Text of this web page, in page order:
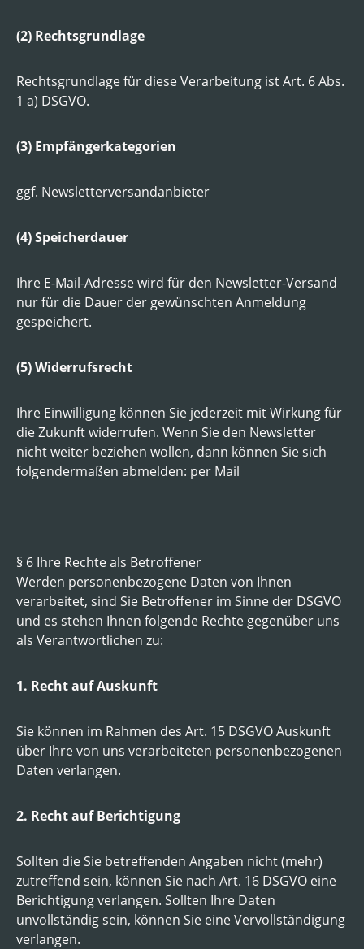
(2) Rechtsgrundlage
Rechtsgrundlage für diese Verarbeitung ist Art. 6 Abs.
1 a) DSGVO.
(3) Empfängerkategorien
ggf. Newsletterversandanbieter
(4) Speicherdauer
Ihre E-Mail-Adresse wird für den Newsletter-Versand
nur für die Dauer der gewünschten Anmeldung
gespeichert.
(5) Widerrufsrecht
Ihre Einwilligung können Sie jederzeit mit Wirkung für
die Zukunft widerrufen. Wenn Sie den Newsletter
nicht weiter beziehen wollen, dann können Sie sich
folgendermaßen abmelden: per Mail
§ 6 Ihre Rechte als Betroffener
Werden personenbezogene Daten von Ihnen
verarbeitet, sind Sie Betroffener im Sinne der DSGVO
und es stehen Ihnen folgende Rechte gegenüber uns
als Verantwortlichen zu:
1. Recht auf Auskunft
Sie können im Rahmen des Art. 15 DSGVO Auskunft
über Ihre von uns verarbeiteten personenbezogenen
Daten verlangen.
2. Recht auf Berichtigung
Sollten die Sie betreffenden Angaben nicht (mehr)
zutreffend sein, können Sie nach Art. 16 DSGVO eine
Berichtigung verlangen. Sollten Ihre Daten
unvollständig sein, können Sie eine Vervollständigung
verlangen.